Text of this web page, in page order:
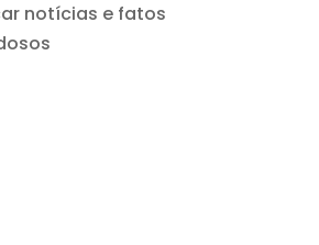
notícias e fatos